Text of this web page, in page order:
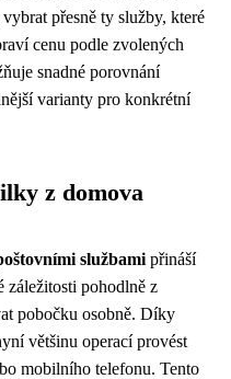
přesně ty služby, které
cenu podle zvolených
snadné porovnání
varianty pro konkrétní
z domova
službami přináší
záležitosti pohodlně z
pobočku osobně. Díky
většinu operací provést
mobilního telefonu. Tento